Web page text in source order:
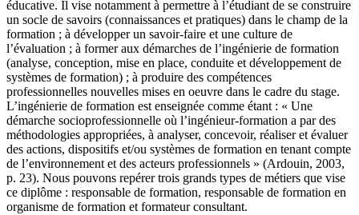
éducative. Il vise notamment à permettre à l’étudiant de se construire
un socle de savoirs (connaissances et pratiques) dans le champ de la
formation ; à développer un savoir-faire et une culture de
l’évaluation ; à former aux démarches de l’ingénierie de formation
(analyse, conception, mise en place, conduite et développement de
systèmes de formation) ; à produire des compétences
professionnelles nouvelles mises en oeuvre dans le cadre du stage.
L’ingénierie de formation est enseignée comme étant : « Une
démarche socioprofessionnelle où l’ingénieur-formation a par des
méthodologies appropriées, à analyser, concevoir, réaliser et évaluer
des actions, dispositifs et/ou systèmes de formation en tenant compte
de l’environnement et des acteurs professionnels » (Ardouin, 2003,
p. 23). Nous pouvons repérer trois grands types de métiers que vise
ce diplôme : responsable de formation, responsable de formation en
organisme de formation et formateur consultant.